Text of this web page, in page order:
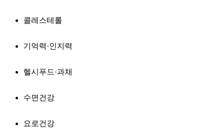
콜레스테롤
기억력·인지력
헬시푸드·과채
수면건강
요로건강